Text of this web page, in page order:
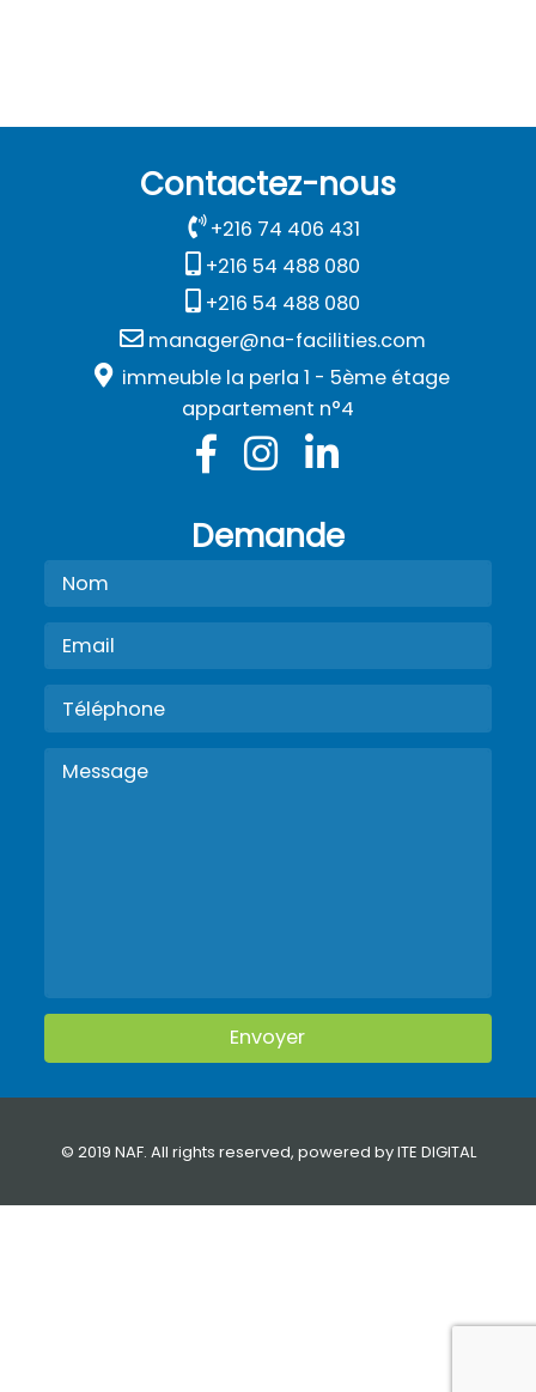
Contactez-nous
+216 74 406 431
+216 54 488 080
+216 54 488 080
manager@na-facilities.com
immeuble la perla 1 - 5ème étage
appartement n°4
Demande
© 2019 NAF. All rights reserved, powered byITE DIGITAL